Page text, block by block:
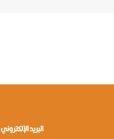
البريد الإلكتروني